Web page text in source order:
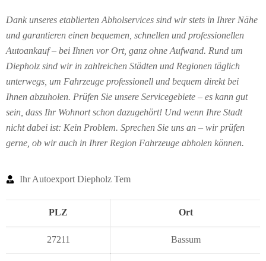
Dank unseres etablierten Abholservices sind wir stets in Ihrer Nähe
und garantieren einen bequemen, schnellen und professionellen
Autoankauf – bei Ihnen vor Ort, ganz ohne Aufwand. Rund um
Diepholz sind wir in zahlreichen Städten und Regionen täglich
unterwegs, um Fahrzeuge professionell und bequem direkt bei
Ihnen abzuholen. Prüfen Sie unsere Servicegebiete – es kann gut
sein, dass Ihr Wohnort schon dazugehört! Und wenn Ihre Stadt
nicht dabei ist: Kein Problem. Sprechen Sie uns an – wir prüfen
gerne, ob wir auch in Ihrer Region Fahrzeuge abholen können.
Ihr Autoexport Diepholz Tem
PLZ Ort
27211 Bassum